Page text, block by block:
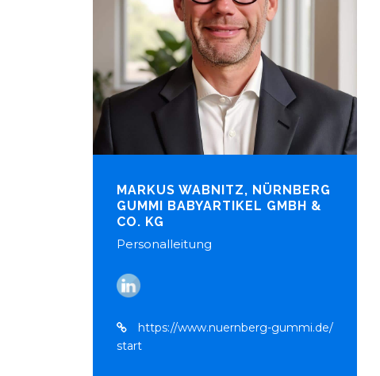
MARKUS WABNITZ, NÜRNBERG
GUMMI BABYARTIKEL GMBH &
CO. KG
Personalleitung
https://www.nuernberg-gummi.de/
start